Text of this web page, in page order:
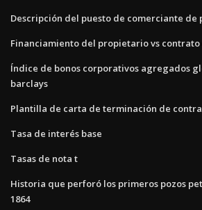
Descripción del puesto de comerciante de
Financiamiento del propietario vs
Índice de bonos corporativos agregados
barclays
Plantilla de carta de terminación de
Tasa de interés base
Tasas de nota t
Historia que perforó los primeros pozos
1864